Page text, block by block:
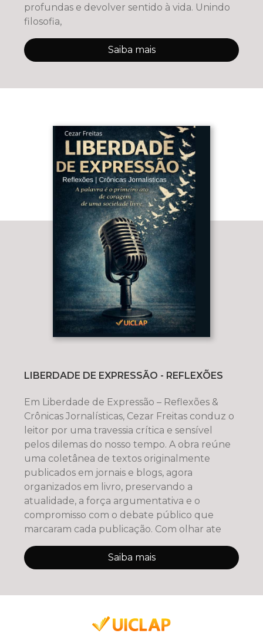
profundas e devolver sentido à vida. Unindo
filosofia,
Saiba mais
LIBERDADE DE EXPRESSÃO - REFLEXÕES
Em Liberdade de Expressão – Reflexões &
Crônicas Jornalísticas, Cezar Freitas conduz o
leitor por uma travessia crítica e sensível
pelos dilemas do nosso tempo. A obra reúne
uma coletânea de textos originalmente
publicados em jornais e blogs, agora
organizados em livro, preservando a
atualidade, a força argumentativa e o
compromisso com o debate público que
marcaram cada publicação. Com olhar ate
Saiba mais